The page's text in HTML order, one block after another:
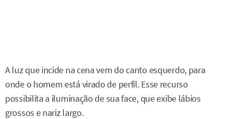
A luz que incide na cena vem do canto esquerdo, para
onde o homem está virado de perfil. Esse recurso
possibilita a iluminação de sua face, que exibe lábios
grossos e nariz largo.